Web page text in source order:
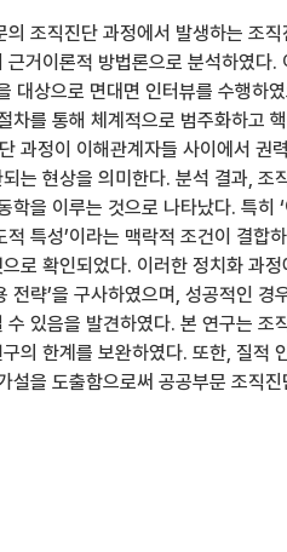
의 조직진단 과정에서 발생하는 조
근거이론적 방법론으로 분석하였다.
대상으로 면대면 인터뷰를 수행하
차를 통해 체계적으로 범주화하고
과정이 이해관계자들 사이에서 권
는 현상을 의미한다. 분석 결과, 조
학을 이루는 것으로 나타났다. 특히
적 특성’이라는 맥락적 조건이 결합
로 확인되었다. 이러한 정치화 과정
전략’을 구사하였으며, 성공적인 경
있음을 발견하였다. 본 연구는 조
의 한계를 보완하였다. 또한, 질적
설을 도출함으로써 공공부문 조직